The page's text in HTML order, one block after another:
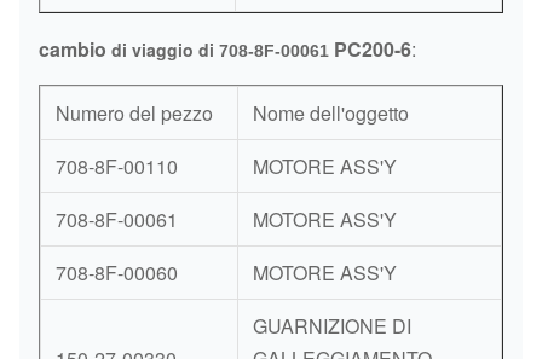
cambio di viaggio di 708-8F-00061 PC200-6:
Numero del pezzo
Nome dell'oggetto
708-8F-00110
MOTORE ASS'Y
708-8F-00061
MOTORE ASS'Y
708-8F-00060
MOTORE ASS'Y
GUARNIZIONE DI